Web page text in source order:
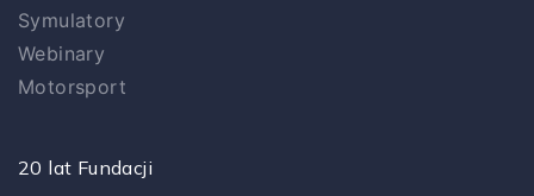
Symulatory
Webinary
Motorsport
20 lat Fundacji